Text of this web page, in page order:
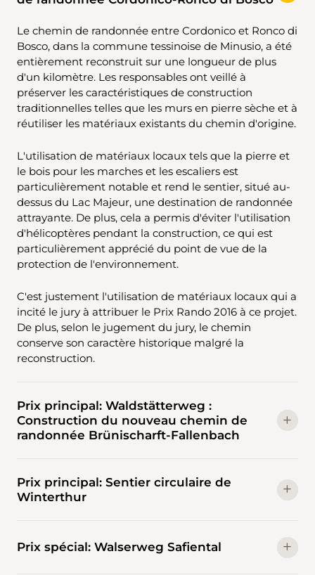
Le chemin de randonnée entre Cordonico et Ronco di
Bosco, dans la commune tessinoise de Minusio, a été
entièrement reconstruit sur une longueur de plus
d'un kilomètre. Les responsables ont veillé à
préserver les caractéristiques de construction
traditionnelles telles que les murs en pierre sèche et à
réutiliser les matériaux existants du chemin d'origine.
L'utilisation de matériaux locaux tels que la pierre et
le bois pour les marches et les escaliers est
particulièrement notable et rend le sentier, situé au-
dessus du Lac Majeur, une destination de randonnée
attrayante. De plus, cela a permis d'éviter l'utilisation
d'hélicoptères pendant la construction, ce qui est
particulièrement apprécié du point de vue de la
protection de l'environnement.
C'est justement l'utilisation de matériaux locaux qui a
incité le jury à attribuer le Prix Rando 2016 à ce projet.
De plus, selon le jugement du jury, le chemin
conserve son caractère historique malgré la
reconstruction.
Prix principal: Waldstätterweg :
Construction du nouveau chemin de
randonnée Brünischarft-Fallenbach
Prix principal: Sentier circulaire de
Winterthur
Prix spécial: Walserweg Safiental